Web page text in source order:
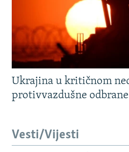
Ukrajina u kritičnom
protivvazdušne odbrane
Vesti/Vijesti